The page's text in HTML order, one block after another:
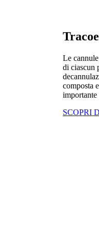
Le
di ciascun
composta
importante
SCOPRI